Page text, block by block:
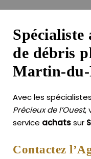
Spécialiste
de débris
Martin-
Avec les
Précieux de l’Ouest,
service achatssur
Contactez